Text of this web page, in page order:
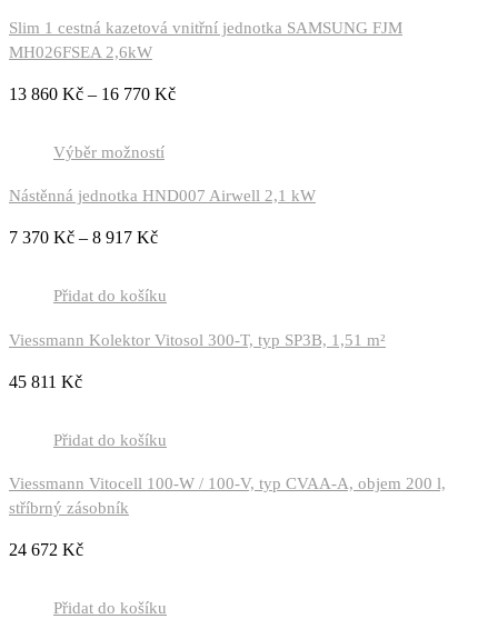
Slim 1 cestná kazetová vnitřní jednotka SAMSUNG FJM
MH026FSEA 2,6kW
13 860 Kč – 16 770 Kč
Výběr možností
Nástěnná jednotka HND007 Airwell 2,1 kW
7 370 Kč – 8 917 Kč
Přidat do košíku
Viessmann Kolektor Vitosol 300-T, typ SP3B, 1,51 m²
45 811 Kč
Přidat do košíku
Viessmann Vitocell 100-W / 100-V, typ CVAA-A, objem 200 l,
stříbrný zásobník
24 672 Kč
Přidat do košíku